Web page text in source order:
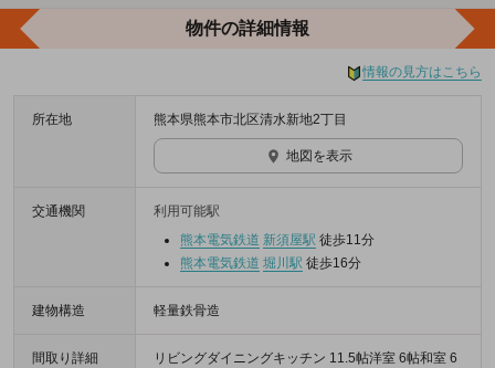
物件の詳細情報
情報の見方はこちら
所在地 熊本県熊本市北区清水新地2丁目
地図を表示
交通機関
利用可能駅
熊本電気鉄道 新須屋駅 徒歩11分
熊本電気鉄道 堀川駅 徒歩16分
建物構造 軽量鉄骨造
間取り詳細
リビングダイニングキッチン 11.5帖洋室 6帖和室 6